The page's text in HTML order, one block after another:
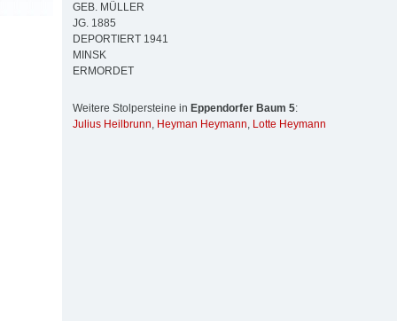
GEB. MÜLLER
JG. 1885
DEPORTIERT 1941
MINSK
ERMORDET
Weitere Stolpersteine in Eppendorfer Baum 5:
Julius Heilbrunn, Heyman Heymann, Lotte Heymann